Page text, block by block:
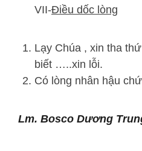
VII-Điều dốc lòng
Lạy Chúa , xin tha
biết …..xin lỗi.
Có lòng nhân hậu
Lm. Bosco Dương